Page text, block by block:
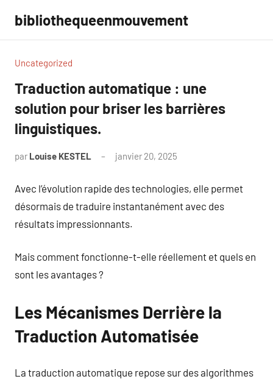
contenu
bibliothequeenmouvement
Uncategorized
Traduction automatique : une
solution pour briser les barrières
linguistiques.
par Louise KESTEL janvier 20, 2025
Avec l’évolution rapide des technologies, elle permet
désormais de traduire instantanément avec des
résultats impressionnants.
Mais comment fonctionne-t-elle réellement et quels en
sont les avantages ?
Les Mécanismes Derrière la
Traduction Automatisée
La traduction automatique repose sur des algorithmes